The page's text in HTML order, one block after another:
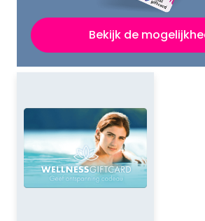
Bekijk de